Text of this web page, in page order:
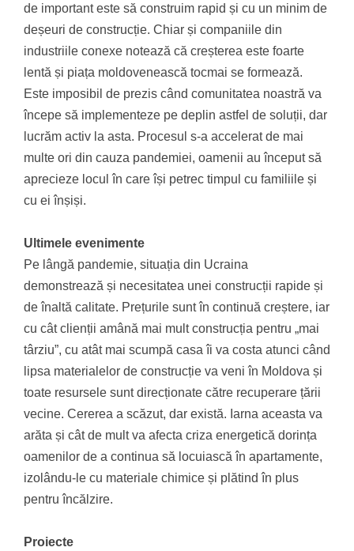
de important este să construim rapid și cu un minim de
deșeuri de construcție. Chiar și companiile din
industriile conexe notează că creșterea este foarte
lentă și piața moldovenească tocmai se formează.
Este imposibil de prezis când comunitatea noastră va
începe să implementeze pe deplin astfel de soluții, dar
lucrăm activ la asta. Procesul s-a accelerat de mai
multe ori din cauza pandemiei, oamenii au început să
aprecieze locul în care își petrec timpul cu familiile și
cu ei înșiși.
Ultimele evenimente
Pe lângă pandemie, situația din Ucraina
demonstrează și necesitatea unei construcții rapide și
de înaltă calitate. Prețurile sunt în continuă creștere, iar
cu cât clienții amână mai mult construcția pentru „mai
târziu”, cu atât mai scumpă casa îi va costa atunci când
lipsa materialelor de construcție va veni în Moldova și
toate resursele sunt direcționate către recuperare țării
vecine. Cererea a scăzut, dar există. Iarna aceasta va
arăta și cât de mult va afecta criza energetică dorința
oamenilor de a continua să locuiască în apartamente,
izolându-le cu materiale chimice și plătind în plus
pentru încălzire.
Proiecte